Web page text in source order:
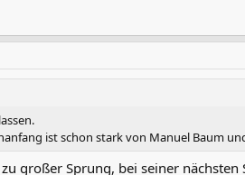
ist schon stark von Manuel Baum
großer Sprung, bei seiner